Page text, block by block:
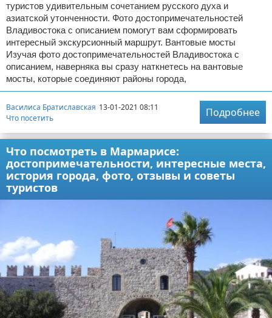
туристов удивительным сочетанием русского духа и
азиатской утонченности. Фото достопримечательностей
Владивостока с описанием помогут вам сформировать
интересный экскурсионный маршрут. Вантовые мосты
Изучая фото достопримечательностей Владивостока с
описанием, наверняка вы сразу наткнетесь на вантовые
мосты, которые соединяют районы города,
Василиса Братиславская 13-01-2021 08:11
Что посетить
Подробнее
Что посмотреть в Мармарисе:
достопримечательности, интересные места,
история города, фото, отзывы и советы
туристов